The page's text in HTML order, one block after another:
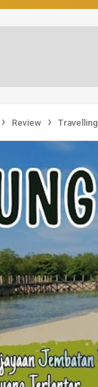
› Review › Travelling